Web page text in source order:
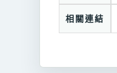
相關連結